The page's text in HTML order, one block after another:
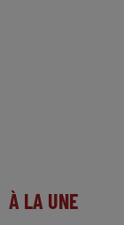
À LA UNE